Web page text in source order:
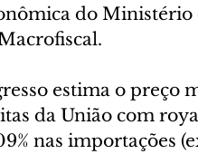
do Ministério
estima o preço
da União com
nas importações